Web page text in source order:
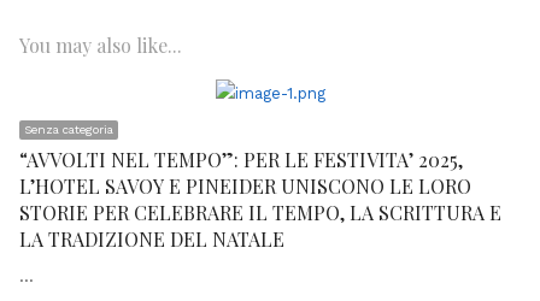
You may also like...
Senza categoria
“AVVOLTI NEL TEMPO”: PER LE FESTIVITA’ 2025,
L’HOTEL SAVOY E PINEIDER UNISCONO LE LORO
STORIE PER CELEBRARE IL TEMPO, LA SCRITTURA E
LA TRADIZIONE DEL NATALE
…